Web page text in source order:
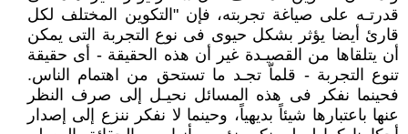
قدرتـه على صياغة تجربته، فإن "التكوين المختلف لكل
قارئ أيضا يؤثر بشكل حيوى فى نوع التجربة التى يمكن
أن يتلقاها من القصيـدة غير أن هذه الحقيقة - أى حقيقة
تنوع التجربة - قلماّ تجـد ما تستحق من اهتمام الناس.
فحينما نفكر فى هذه المسائل نحيـل إلى صرف النظر
عنها باعتبارها شيئاً بديهياً، وحينما لا نفكر ننزع إلى إصدار